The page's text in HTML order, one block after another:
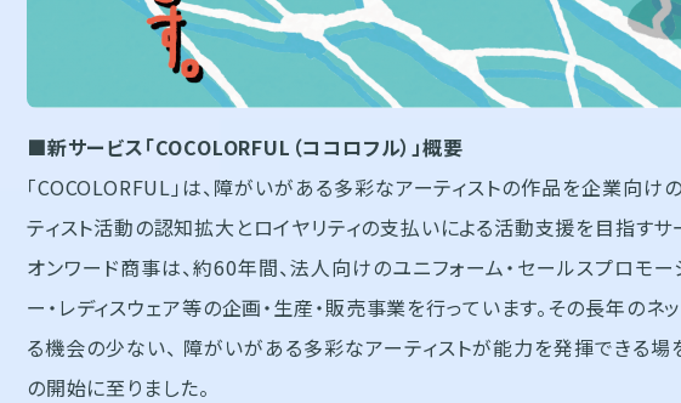
■新サービス「COCOLORFUL（ココロフル）」概要
「COCOLORFUL」は、障がいがある多彩なアーティストの作品を企業向け
ティスト活動の認知拡大とロイヤリティの支払いによる活動支援を目指すサ
オンワード商事は、約60年間、法人向けのユニフォーム・セールスプロモー
ー・レディスウェア等の企画・生産・販売事業を行っています。その長年のネ
る機会の少ない、 障がいがある多彩なアーティストが能力を発揮できる場
の開始に至りました。